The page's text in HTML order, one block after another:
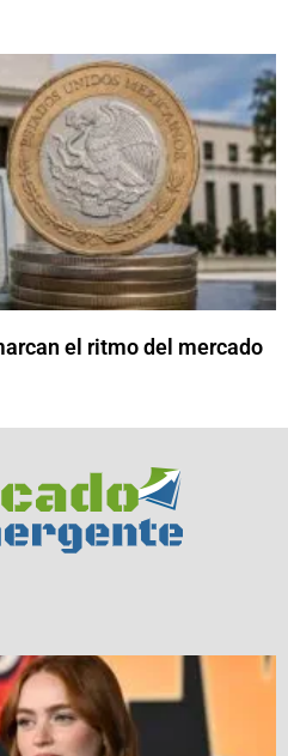
el ritmo del mercado